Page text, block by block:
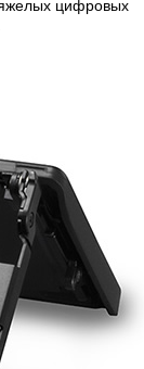
цифровых